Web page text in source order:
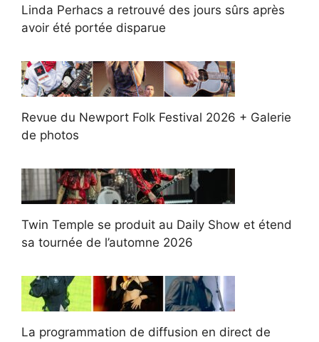
Linda Perhacs a retrouvé des jours sûrs après
avoir été portée disparue
Revue du Newport Folk Festival 2026 + Galerie
de photos
Twin Temple se produit au Daily Show et étend
sa tournée de l’automne 2026
La programmation de diffusion en direct de